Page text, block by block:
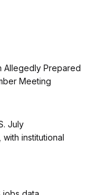
Allegedly Prepared
Meeting
July
institutional